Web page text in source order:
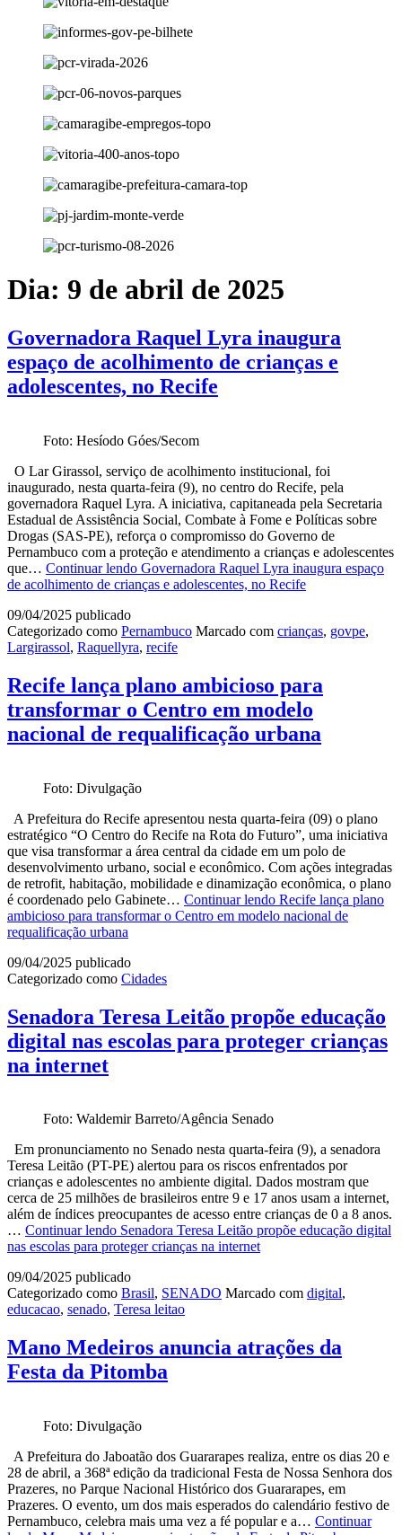
Dia: 9 de abril de 2025
Governadora Raquel Lyra inaugura
espaço de acolhimento de crianças e
adolescentes, no Recife
Foto: Hesíodo Góes/Secom
O Lar Girassol, serviço de acolhimento institucional, foi
inaugurado, nesta quarta-feira (9), no centro do Recife, pela
governadora Raquel Lyra. A iniciativa, capitaneada pela Secretaria
Estadual de Assistência Social, Combate à Fome e Políticas sobre
Drogas (SAS-PE), reforça o compromisso do Governo de
Pernambuco com a proteção e atendimento a crianças e adolescentes
que… Continuar lendo Governadora Raquel Lyra inaugura espaço
de acolhimento de crianças e adolescentes, no Recife
09/04/2025 publicado
Categorizado como Pernambuco Marcado com crianças, govpe,
Largirassol, Raquellyra, recife
Recife lança plano ambicioso para
transformar o Centro em modelo
nacional de requalificação urbana
Foto: Divulgação
A Prefeitura do Recife apresentou nesta quarta-feira (09) o plano
estratégico “O Centro do Recife na Rota do Futuro”, uma iniciativa
que visa transformar a área central da cidade em um polo de
desenvolvimento urbano, social e econômico. Com ações integradas
de retrofit, habitação, mobilidade e dinamização econômica, o plano
é coordenado pelo Gabinete… Continuar lendo Recife lança plano
ambicioso para transformar o Centro em modelo nacional de
requalificação urbana
09/04/2025 publicado
Categorizado como Cidades
Senadora Teresa Leitão propõe educação
digital nas escolas para proteger crianças
na internet
Foto: Waldemir Barreto/Agência Senado
Em pronunciamento no Senado nesta quarta-feira (9), a senadora
Teresa Leitão (PT-PE) alertou para os riscos enfrentados por
crianças e adolescentes no ambiente digital. Dados mostram que
cerca de 25 milhões de brasileiros entre 9 e 17 anos usam a internet,
além de índices preocupantes de acesso entre crianças de 0 a 8 anos.
… Continuar lendo Senadora Teresa Leitão propõe educação digital
nas escolas para proteger crianças na internet
09/04/2025 publicado
Categorizado como Brasil, SENADO Marcado com digital,
educacao, senado, Teresa leitao
Mano Medeiros anuncia atrações da
Festa da Pitomba
Foto: Divulgação
A Prefeitura do Jaboatão dos Guararapes realiza, entre os dias 20 e
28 de abril, a 368ª edição da tradicional Festa de Nossa Senhora dos
Prazeres, no Parque Nacional Histórico dos Guararapes, em
Prazeres. O evento, um dos mais esperados do calendário festivo de
Pernambuco, celebra mais uma vez a fé popular e a… Continuar